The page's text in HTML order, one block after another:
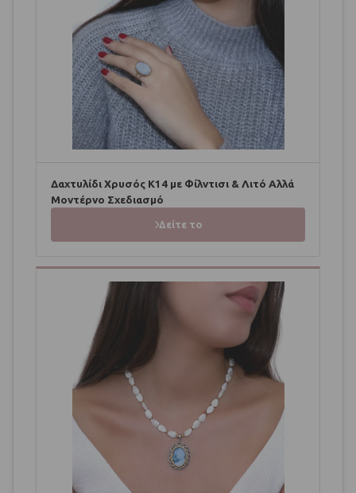
Δαχτυλίδι Χρυσός Κ14 με Φίλντισι & Λιτό Αλλά
Μοντέρνο Σχεδιασμό
Δείτε το